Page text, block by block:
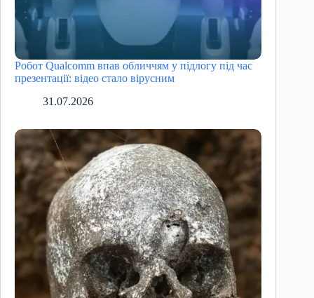
Робот Qualcomm впав обличчям у підлогу під час
презентації: відео стало вірусним
31.07.2026